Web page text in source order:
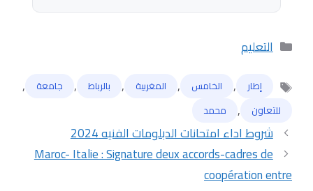
التصنيفات
التعليم
الوسوم
إطار , الخامس , المغربية , بالرباط , ﺟﺎﻣﻌﺔ ,
للتعاون , محمد
شروط اداء امتحانات الدبلومات الفنيه 2024
Maroc- Italie : Signature deux accords-cadres de
coopération entre